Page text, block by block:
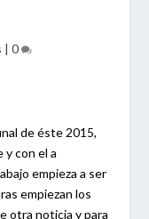
| 0
de éste 2015,
y con el a
empieza a ser
empiezan los
otra noticia y para